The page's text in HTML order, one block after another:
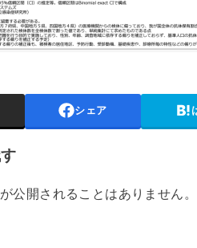
シェア
公開されることはありません。